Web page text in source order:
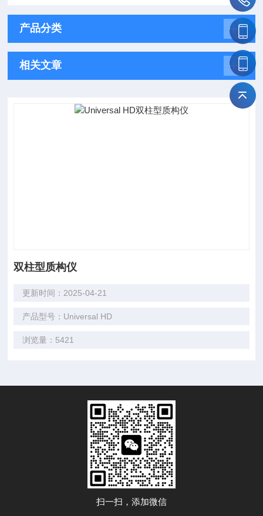
产品分类
相关文章
双柱型质构仪
更新时间：2025-04-21
产品型号：Universal HD
浏览量：5421
扫一扫，添加微信